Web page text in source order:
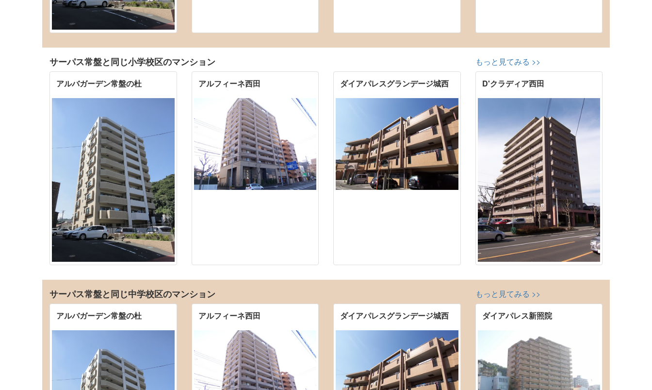
サーパス常盤と同じ小学校区のマンション
もっと見てみる >>
アルバガーデン常盤の杜
アルフィーネ西田 ダイアパレスグランデージ城西 D'クラディア西田
サーパス常盤と同じ中学校区のマンション
もっと見てみる >>
アルバガーデン常盤の杜
アルフィーネ西田 ダイアパレスグランデージ城西 ダイアパレス新照院